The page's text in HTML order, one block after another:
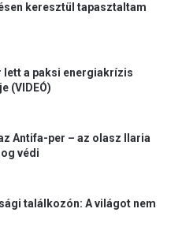
keresztül tapasztaltam
lett a paksi energiakrízis
(VIDEÓ)
Antifa-per – az olasz Ilaria
védi
találkozón: A világot nem